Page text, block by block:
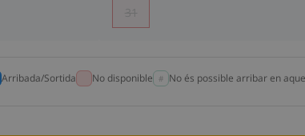
31
Arribada/Sortida No disponible No és possible arribar en